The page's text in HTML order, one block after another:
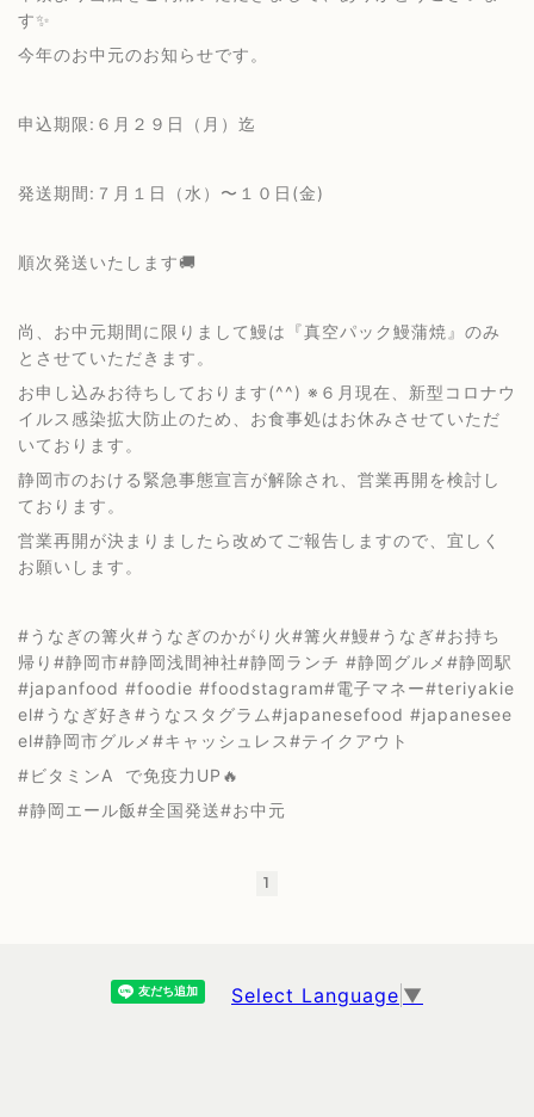
す✨
今年のお中元のお知らせです。
申込期限:６月２９日（月）迄
発送期間:７月１日（水）〜１０日(金)
順次発送いたします🚚
尚、お中元期間に限りまして鰻は『真空パック鰻蒲焼』のみ
とさせていただきます。
お申し込みお待ちしております(^^) ※６月現在、新型コロナウ
イルス感染拡大防止のため、お食事処はお休みさせていただ
いております。
静岡市のおける緊急事態宣言が解除され、営業再開を検討し
ております。
営業再開が決まりましたら改めてご報告しますので、宜しく
お願いします。
#うなぎの篝火#うなぎのかがり火#篝火#鰻#うなぎ#お持ち
帰り#静岡市#静岡浅間神社#静岡ランチ #静岡グルメ#静岡駅
#japanfood #foodie #foodstagram#電子マネー#teriyakie
el#うなぎ好き#うなスタグラム#japanesefood #japanesee
el#静岡市グルメ#キャッシュレス#テイクアウト
#ビタミンA で免疫力UP🔥
#静岡エール飯#全国発送#お中元
1
Select Language ▼